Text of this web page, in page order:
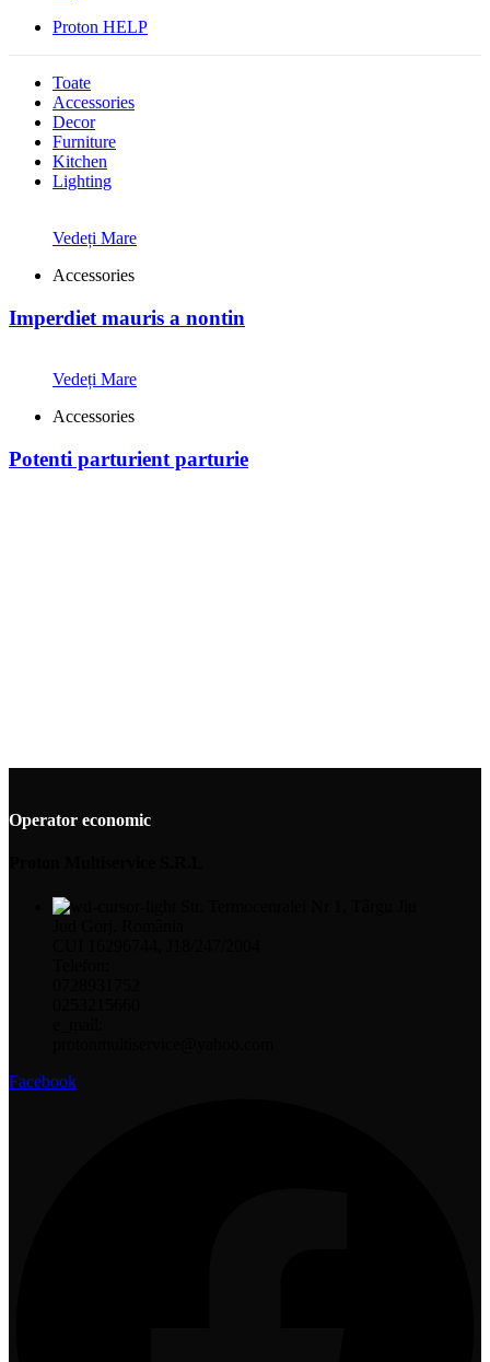
Proton HELP
Toate
Accessories
Decor
Furniture
Kitchen
Lighting
Vedeți Mare
Accessories
Imperdiet mauris a nontin
Vedeți Mare
Accessories
Potenti parturient parturie
Operator economic
Facebook